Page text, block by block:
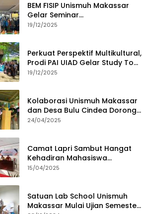
BEM FISIP Unismuh Makassar
Gelar Seminar
Keperempuanan, Bahas
19/12/2025
Perkuat Perspektif Multikultural,
Prodi PAI UIAD Gelar Study Tour
ke Kajang
19/12/2025
Kolaborasi Unismuh Makassar
dan Desa Bulu Cindea Dorong
Sentra Garam Industri
24/04/2025
Camat Lapri Sambut Hangat
Kehadiran Mahasiswa
PoltekMu
15/04/2025
Satuan Lab School Unismuh
Makassar Mulai Ujian Semester,